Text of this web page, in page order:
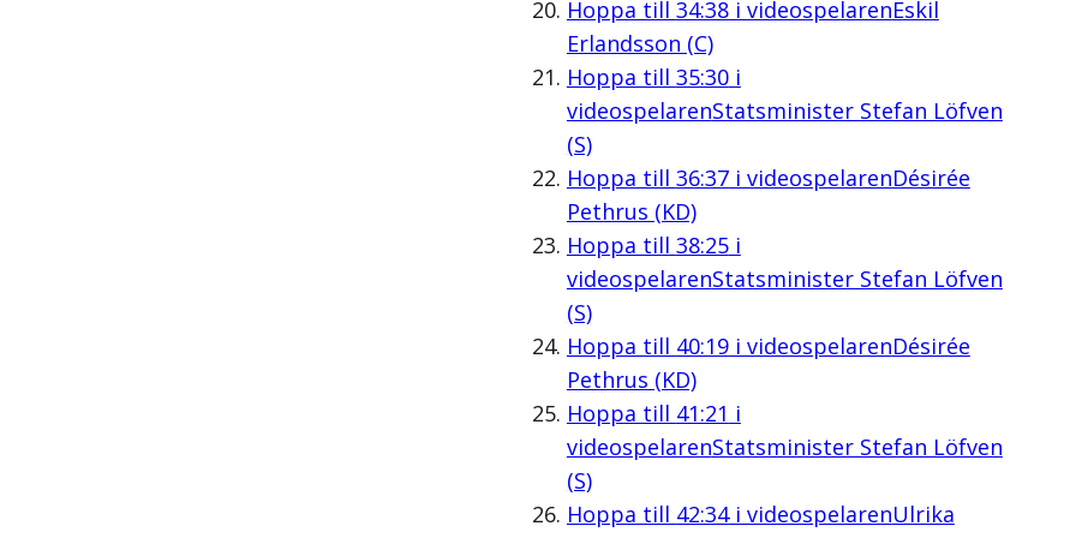
Hoppa till 34:38i videospelarenEskil
Erlandsson (C)
Hoppa till 35:30i
videospelarenStatsminister Stefan Löfven
(S)
Hoppa till 36:37i videospelarenDésirée
Pethrus (KD)
Hoppa till 38:25i
videospelarenStatsminister Stefan Löfven
(S)
Hoppa till 40:19i videospelarenDésirée
Pethrus (KD)
Hoppa till 41:21 i
videospelarenStatsminister Stefan Löfven
(S)
Hoppa till 42:34i videospelarenUlrika